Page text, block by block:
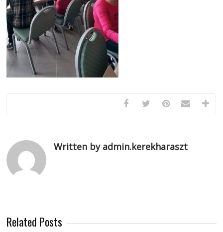
Written by admin.kerekharaszt
Related Posts